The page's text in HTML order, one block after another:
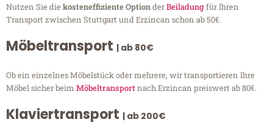
Nutzen Sie diekosteneffiziente OptionderBeiladungfür Ihren
Transport zwischen Stuttgart und Erzincan schon ab 50€.
Möbeltransport | ab 80€
Ob ein einzelnes Möbelstück oder mehrere, wir transportieren Ihre
Möbel sicher beim Möbeltransportnach Erzincan preiswert ab 80€.
Klaviertransport | ab 200€